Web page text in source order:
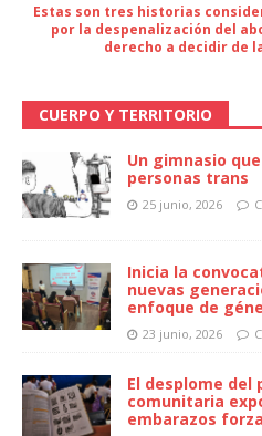
Estas son tres historias
por la despenalización del
derecho a decidir de
CUERPO Y TERRITORIO
Un gimnasio
personas trans
25 junio, 2026
Inicia la
nuevas
enfoque de
23 junio, 2026
El desplome del
comunitaria
embarazos